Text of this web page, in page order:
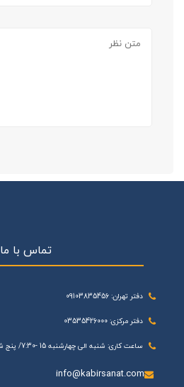
تماس با ما
دفتر تهران: 09103835456
دفتر مرکزی: 03535426000
ساعت کاری: شنبه الی چهارشنبه 15 -7:30/ پنج شنبه 13 - 7:30
info@kabirsanat.com